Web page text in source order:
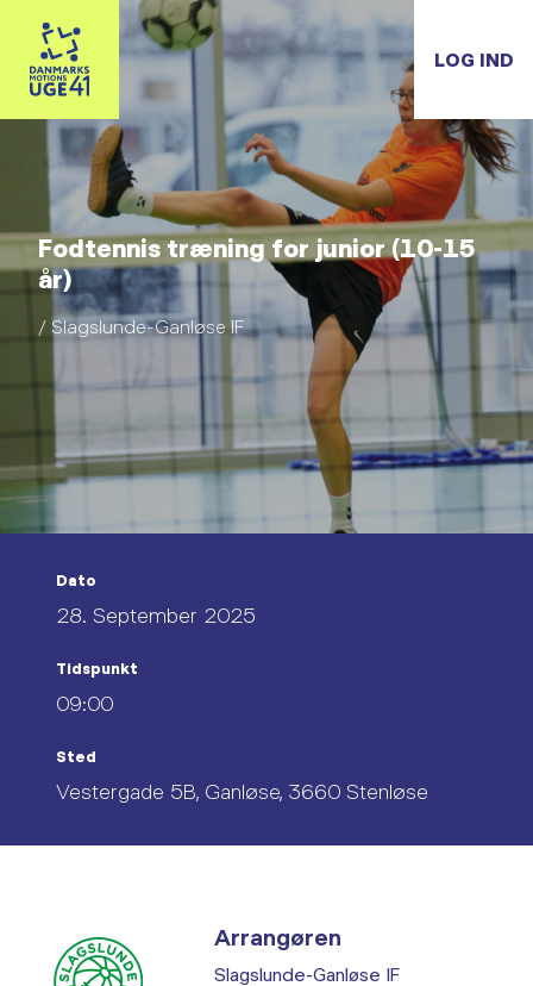
LOG IND
Fodtennis træning for junior (10-15
år)
/ Slagslunde-Ganløse IF
Dato
28. September 2025
Tidspunkt
09:00
Sted
Vestergade 5B, Ganløse, 3660 Stenløse
Arrangøren
Slagslunde-Ganløse IF